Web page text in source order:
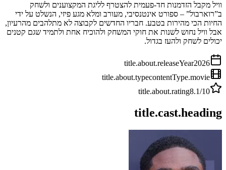
וויל מקבל הזדמנות חד-פעמית להצטרף לליגת המקצוענים ולשחק
ב”רוארבול” – ספורט אינטנסיבי, מעורב ומלא מגע פיזי, הנשלט על ידי
החיות הכי מהירות בטבע. חבריו החדשים לקבוצה לא מתלהבים מהרעיון,
אבל וויל נחוש לשנות את חוקי המשחק ולהוכיח אחת ולתמיד שגם קטנים
יכולים לשחק ולהעז בגדול.
title.about.releaseYear2026
title.about.typecontentType.movie
title.about.rating8.1/10
title.cast.heading